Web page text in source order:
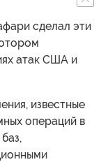
сделал эти
атак США и
известные
операций в